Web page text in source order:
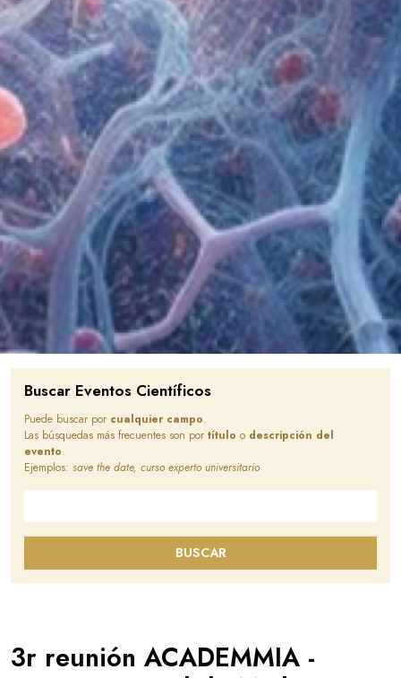
3r reunión ACADEMMIA -
Buscar Eventos Científicos
Puede buscar por cualquier campo.
Las búsquedas más frecuentes son por título o descripción del
evento.
Ejemplos: save the date, curso experto universitario
BUSCAR